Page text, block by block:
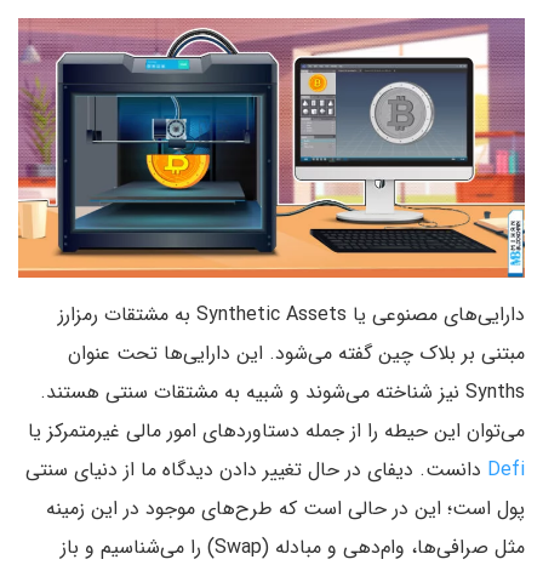
دارایی‌های مصنوعی یا Synthetic Assets به مشتقات رمزارز
مبتنی بر بلاک چین گفته می‌شود. این دارایی‌ها تحت عنوان
Synths نیز شناخته می‌شوند و شبیه به مشتقات سنتی هستند.
می‌توان این حیطه را از جمله دستاوردهای امور مالی غیرمتمرکز یا
Defi دانست. دیفای در حال تغییر دادن دیدگاه ما از دنیای سنتی
پول است؛ این در حالی است که طرح‌های موجود در این زمینه
مثل صرافی‌ها، وام‌دهی و مبادله (Swap) را می‌شناسیم و باز